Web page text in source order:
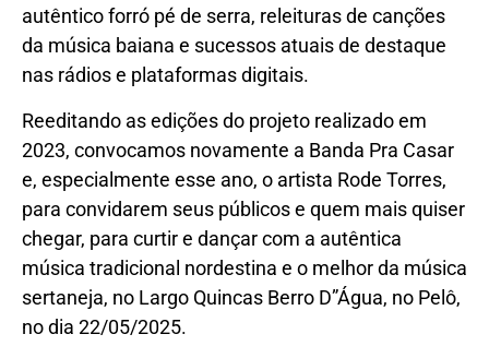
autêntico forró pé de serra, releituras de canções
da música baiana e sucessos atuais de destaque
nas rádios e plataformas digitais.
Reeditando as edições do projeto realizado em
2023, convocamos novamente a Banda Pra Casar
e, especialmente esse ano, o artista Rode Torres,
para convidarem seus públicos e quem mais quiser
chegar, para curtir e dançar com a autêntica
música tradicional nordestina e o melhor da música
sertaneja, no Largo Quincas Berro D”Água, no Pelô,
no dia 22/05/2025.